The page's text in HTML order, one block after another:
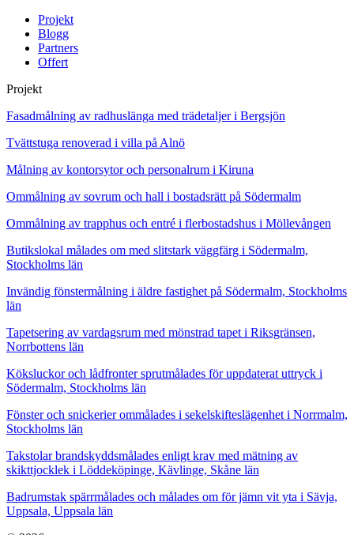
Projekt
Blogg
Partners
Offert
Projekt
Fasadmålning av radhuslänga med trädetaljer i Bergsjön
Tvättstuga renoverad i villa på Alnö
Målning av kontorsytor och personalrum i Kiruna
Ommålning av sovrum och hall i bostadsrätt på Södermalm
Ommålning av trapphus och entré i flerbostadshus i Möllevången
Butikslokal målades om med slitstark väggfärg i Södermalm,
Stockholms län
Invändig fönstermålning i äldre fastighet på Södermalm, Stockholms
län
Tapetsering av vardagsrum med mönstrad tapet i Riksgränsen,
Norrbottens län
Köksluckor och lådfronter sprutmålades för uppdaterat uttryck i
Södermalm, Stockholms län
Fönster och snickerier ommålades i sekelskifteslägenhet i Norrmalm,
Stockholms län
Takstolar brandskyddsmålades enligt krav med mätning av
skikttjocklek i Löddeköpinge, Kävlinge, Skåne län
Badrumstak spärrmålades och målades om för jämn vit yta i Sävja,
Uppsala, Uppsala län